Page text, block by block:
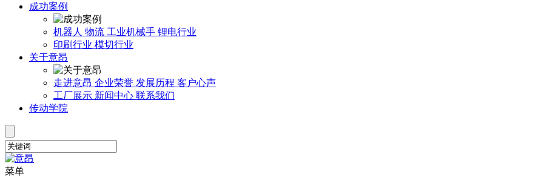
成功案例
机器人 物流 工业机械手 锂电行业
印刷行业 模切行业
关于意昂
走进意昂 企业荣誉 发展历程 客户心声
工厂展示 新闻中心 联系我们
传动学院
菜单